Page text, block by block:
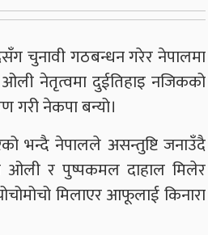
चुनावी गठबन्धन गरेर नेपालमा
नेतृत्वमा दुईतिहाइ नजिकको
गरी नेकपा बन्यो।
नेपालले असन्तुष्टि जनाउँदै
ओली र पुष्पकमल दाहाल मिलेर
मिलाएर आफूलाई किनारा